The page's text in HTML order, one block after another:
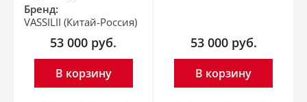
Бренд:
VASSILII (Китай-Россия)
53 000 руб.
В корзину
53 000 руб.
В корзину